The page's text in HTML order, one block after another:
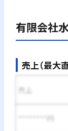
有限会社
売上（最大
売上
********円